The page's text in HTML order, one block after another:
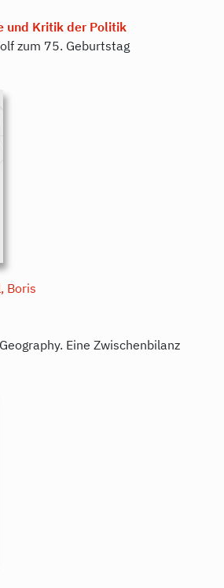
und Kritik der Politik
zum 75. Geburtstag
Boris
Eine Zwischenbilanz